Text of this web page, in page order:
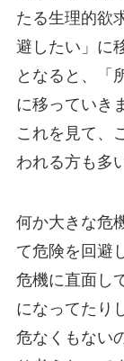
たる生理的欲
避したい」に
となると、「
に移っていき
これを見て、
われる方も多
何か大きな危
て危険を回避
危機に直面し
になってたり
危なくもない